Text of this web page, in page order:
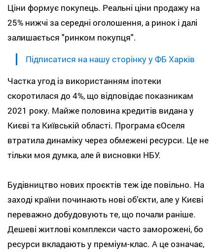
Ціни формує покупець. Реальні ціни продажу на
25% нижчі за середні оголошення, а ринок і далі
залишається "ринком покупця".
Підписатися на нашу сторінку у ФБ Харків
Частка угод із використанням іпотеки
скоротилася до 4%, що відповідає показникам
2021 року. Майже половина кредитів видана у
Києві та Київській області. Програма єОселя
втратила динаміку через обмежені ресурси. Це не
тільки моя думка, але й висновки НБУ.
Будівництво нових проєктів теж іде повільно. На
заході країни починають нові об’єкти, але у Києві
переважно добудовують те, що почали раніше.
Дешеві житлові комплекси часто заморожені, бо
ресурси вкладають у преміум-клас. А це означає,